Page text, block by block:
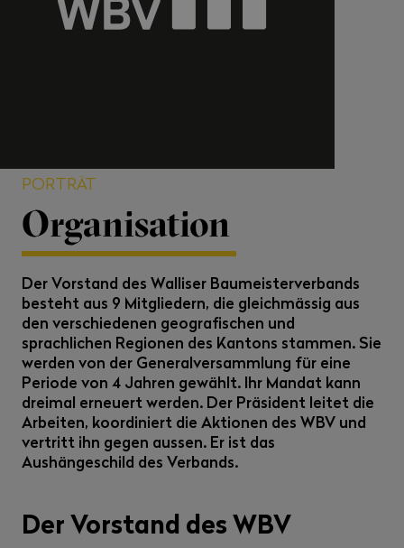
PORTRÄT
Organisation
Der Vorstand des Walliser Baumeisterverbands
besteht aus 9 Mitgliedern, die gleichmässig aus
den verschiedenen geografischen und
sprachlichen Regionen des Kantons stammen. Sie
werden von der Generalversammlung für eine
Periode von 4 Jahren gewählt. Ihr Mandat kann
dreimal erneuert werden. Der Präsident leitet die
Arbeiten, koordiniert die Aktionen des WBV und
vertritt ihn gegen aussen. Er ist das
Aushängeschild des Verbands.
Der Vorstand des WBV